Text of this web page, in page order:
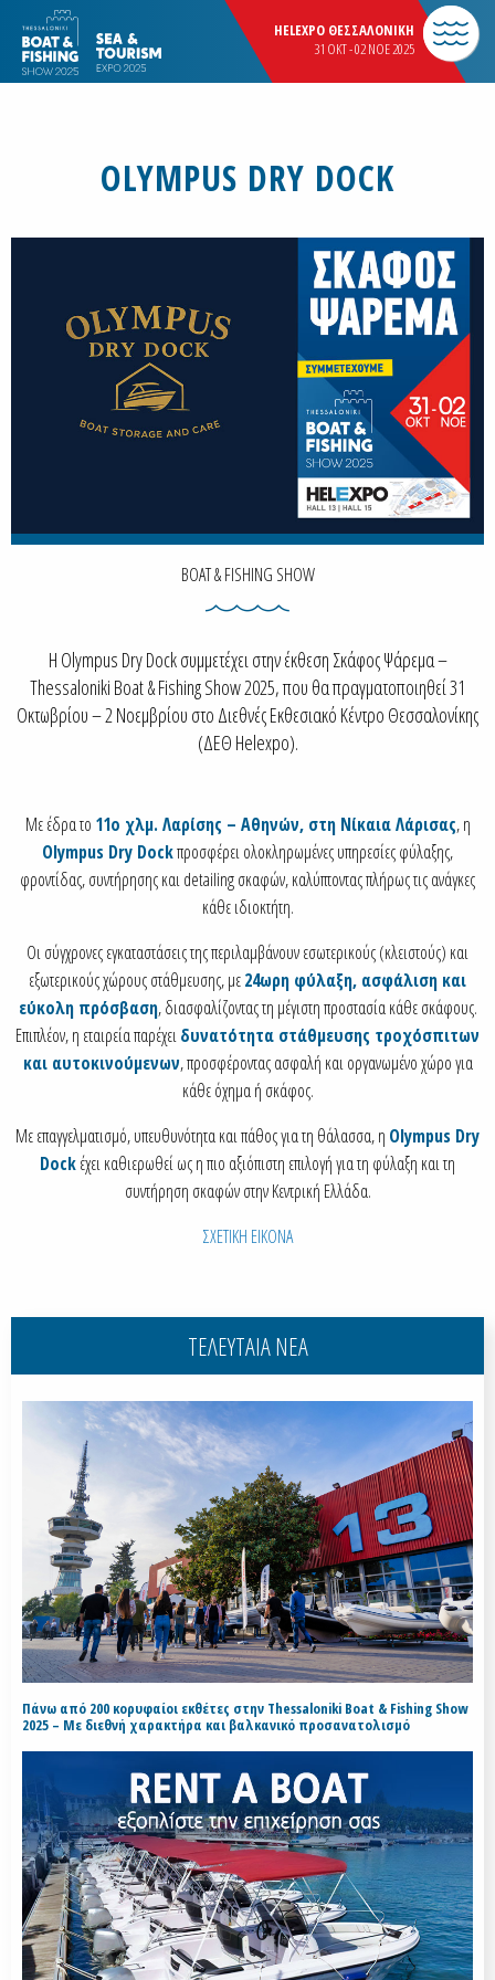
HELEXPO ΘΕΣΣΑΛΟΝΙΚΗ
31 OKT - 02 NOE 2025
OLYMPUS DRY DOCK
BOAT & FISHING SHOW
Η Olympus Dry Dock συμμετέχει στην έκθεση Σκάφος Ψάρεμα –
Thessaloniki Boat & Fishing Show 2025, που θα πραγματοποιηθεί 31
Οκτωβρίου – 2 Νοεμβρίου στο Διεθνές Εκθεσιακό Κέντρο Θεσσαλονίκης
(ΔΕΘ Helexpo).
Με έδρα το 11ο χλμ. Λαρίσης – Αθηνών, στη Νίκαια Λάρισας, η
Olympus Dry Dockπροσφέρει ολοκληρωμένες υπηρεσίες φύλαξης,
φροντίδας, συντήρησης και detailing σκαφών, καλύπτοντας πλήρως τις ανάγκες
κάθε ιδιοκτήτη.
Οι σύγχρονες εγκαταστάσεις της περιλαμβάνουν εσωτερικούς (κλειστούς) και
εξωτερικούς χώρους στάθμευσης, με24ωρη φύλαξη, ασφάλιση και
εύκολη πρόσβαση, διασφαλίζοντας τη μέγιστη προστασία κάθε σκάφους.
Επιπλέον, η εταιρεία παρέχειδυνατότητα στάθμευσης τροχόσπιτων
και αυτοκινούμενων, προσφέροντας ασφαλή και οργανωμένο χώρο για
κάθε όχημα ή σκάφος.
Με επαγγελματισμό, υπευθυνότητα και πάθος για τη θάλασσα, η Olympus Dry
Dockέχει καθιερωθεί ως η πιο αξιόπιστη επιλογή για τη φύλαξη και τη
συντήρηση σκαφών στην Κεντρική Ελλάδα.
ΣΧΕΤΙΚΗ ΕΙΚΟΝΑ
ΤΕΛΕΥΤΑΙΑ ΝΕΑ
Πάνω από 200 κορυφαίοι εκθέτες στην Thessaloniki Boat & Fishing Show
2025 – Με διεθνή χαρακτήρα και βαλκανικό προσανατολισμό